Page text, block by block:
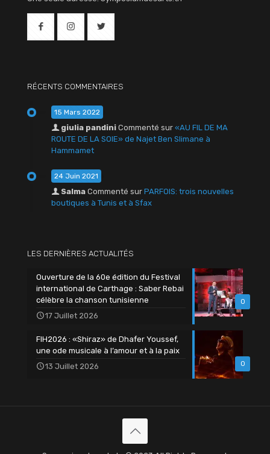
RÉCENTS COMMENTAIRES
15 Mars 2022
giulia pandini Commenté sur «AU FIL DE MA
ROUTE DE LA SOIE» de Najet Ben Slimane à
Hammamet
24 Juin 2021
Salma Commenté sur PARFOIS: trois nouvelles
boutiques à Tunis et à Sfax
LES DERNIÈRES ACTUALITÉS
0
Ouverture de la 60e édition du Festival
international de Carthage : Saber Rebai
célèbre la chanson tunisienne
17 Juillet 2026
0
FIH2026 : «Shiraz» de Dhafer Youssef,
une ode musicale à l’amour et à la paix
13 Juillet 2026